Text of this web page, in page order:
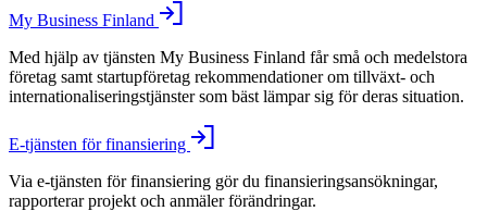
My Business Finland
Med hjälp av tjänsten My Business Finland får små och medelstora
företag samt startupföretag rekommendationer om tillväxt- och
internationaliseringstjänster som bäst lämpar sig för deras situation.
E-tjänsten för finansiering
Via e-tjänsten för finansiering gör du finansieringsansökningar,
rapporterar projekt och anmäler förändringar.